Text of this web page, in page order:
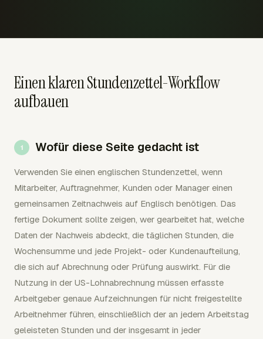
Einen klaren Stundenzettel-Workflow
aufbauen
Wofür diese Seite gedacht ist
Verwenden Sie einen englischen Stundenzettel, wenn
Mitarbeiter, Auftragnehmer, Kunden oder Manager einen
gemeinsamen Zeitnachweis auf Englisch benötigen. Das
fertige Dokument sollte zeigen, wer gearbeitet hat, welche
Daten der Nachweis abdeckt, die täglichen Stunden, die
Wochensumme und jede Projekt- oder Kundenaufteilung,
die sich auf Abrechnung oder Prüfung auswirkt. Für die
Nutzung in der US-Lohnabrechnung müssen erfasste
Arbeitgeber genaue Aufzeichnungen für nicht freigestellte
Arbeitnehmer führen, einschließlich der an jedem Arbeitstag
geleisteten Stunden und der insgesamt in jeder